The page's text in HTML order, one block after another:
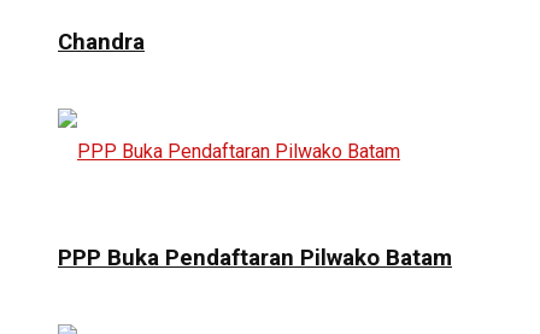
Chandra
PPP Buka Pendaftaran Pilwako Batam